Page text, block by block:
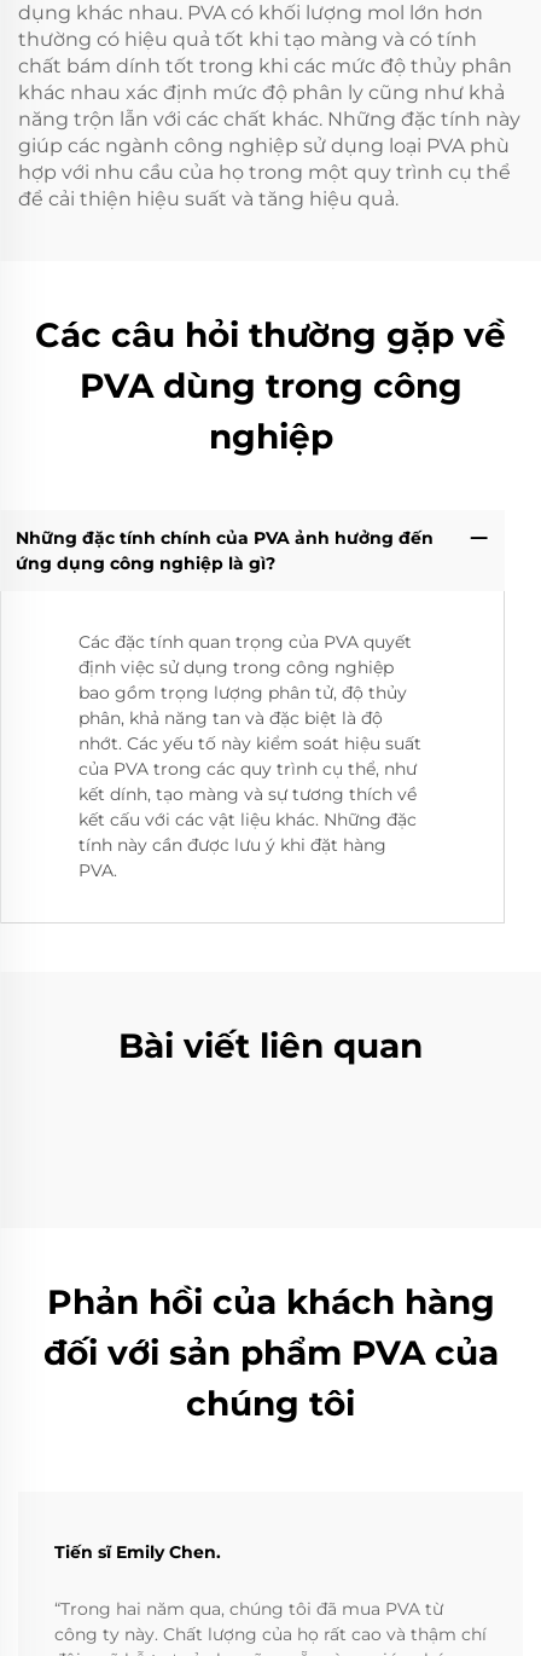
dụng khác nhau. PVA có khối lượng mol lớn hơn
thường có hiệu quả tốt khi tạo màng và có tính
chất bám dính tốt trong khi các mức độ thủy phân
khác nhau xác định mức độ phân ly cũng như khả
năng trộn lẫn với các chất khác. Những đặc tính này
giúp các ngành công nghiệp sử dụng loại PVA phù
hợp với nhu cầu của họ trong một quy trình cụ thể
để cải thiện hiệu suất và tăng hiệu quả.
Các câu hỏi thường gặp về
PVA dùng trong công
nghiệp
Những đặc tính chính của PVA ảnh hưởng đến
ứng dụng công nghiệp là gì?
Các đặc tính quan trọng của PVA quyết
định việc sử dụng trong công nghiệp
bao gồm trọng lượng phân tử, độ thủy
phân, khả năng tan và đặc biệt là độ
nhớt. Các yếu tố này kiểm soát hiệu suất
của PVA trong các quy trình cụ thể, như
kết dính, tạo màng và sự tương thích về
kết cấu với các vật liệu khác. Những đặc
tính này cần được lưu ý khi đặt hàng
PVA.
Bài viết liên quan
Phản hồi của khách hàng
đối với sản phẩm PVA của
chúng tôi
Tiến sĩ Emily Chen.
“Trong hai năm qua, chúng tôi đã mua PVA từ
công ty này. Chất lượng của họ rất cao và thậm chí